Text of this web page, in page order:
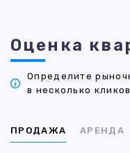
Оценка
Определите
в несколько
ПРОДАЖА АРЕНДА